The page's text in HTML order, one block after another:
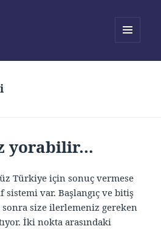
yorabilir…
Türkiye için sonuç vermese
var. Başlangıç ve bitiş
sonra size ilerlemeniz gereken
İki nokta arasındaki